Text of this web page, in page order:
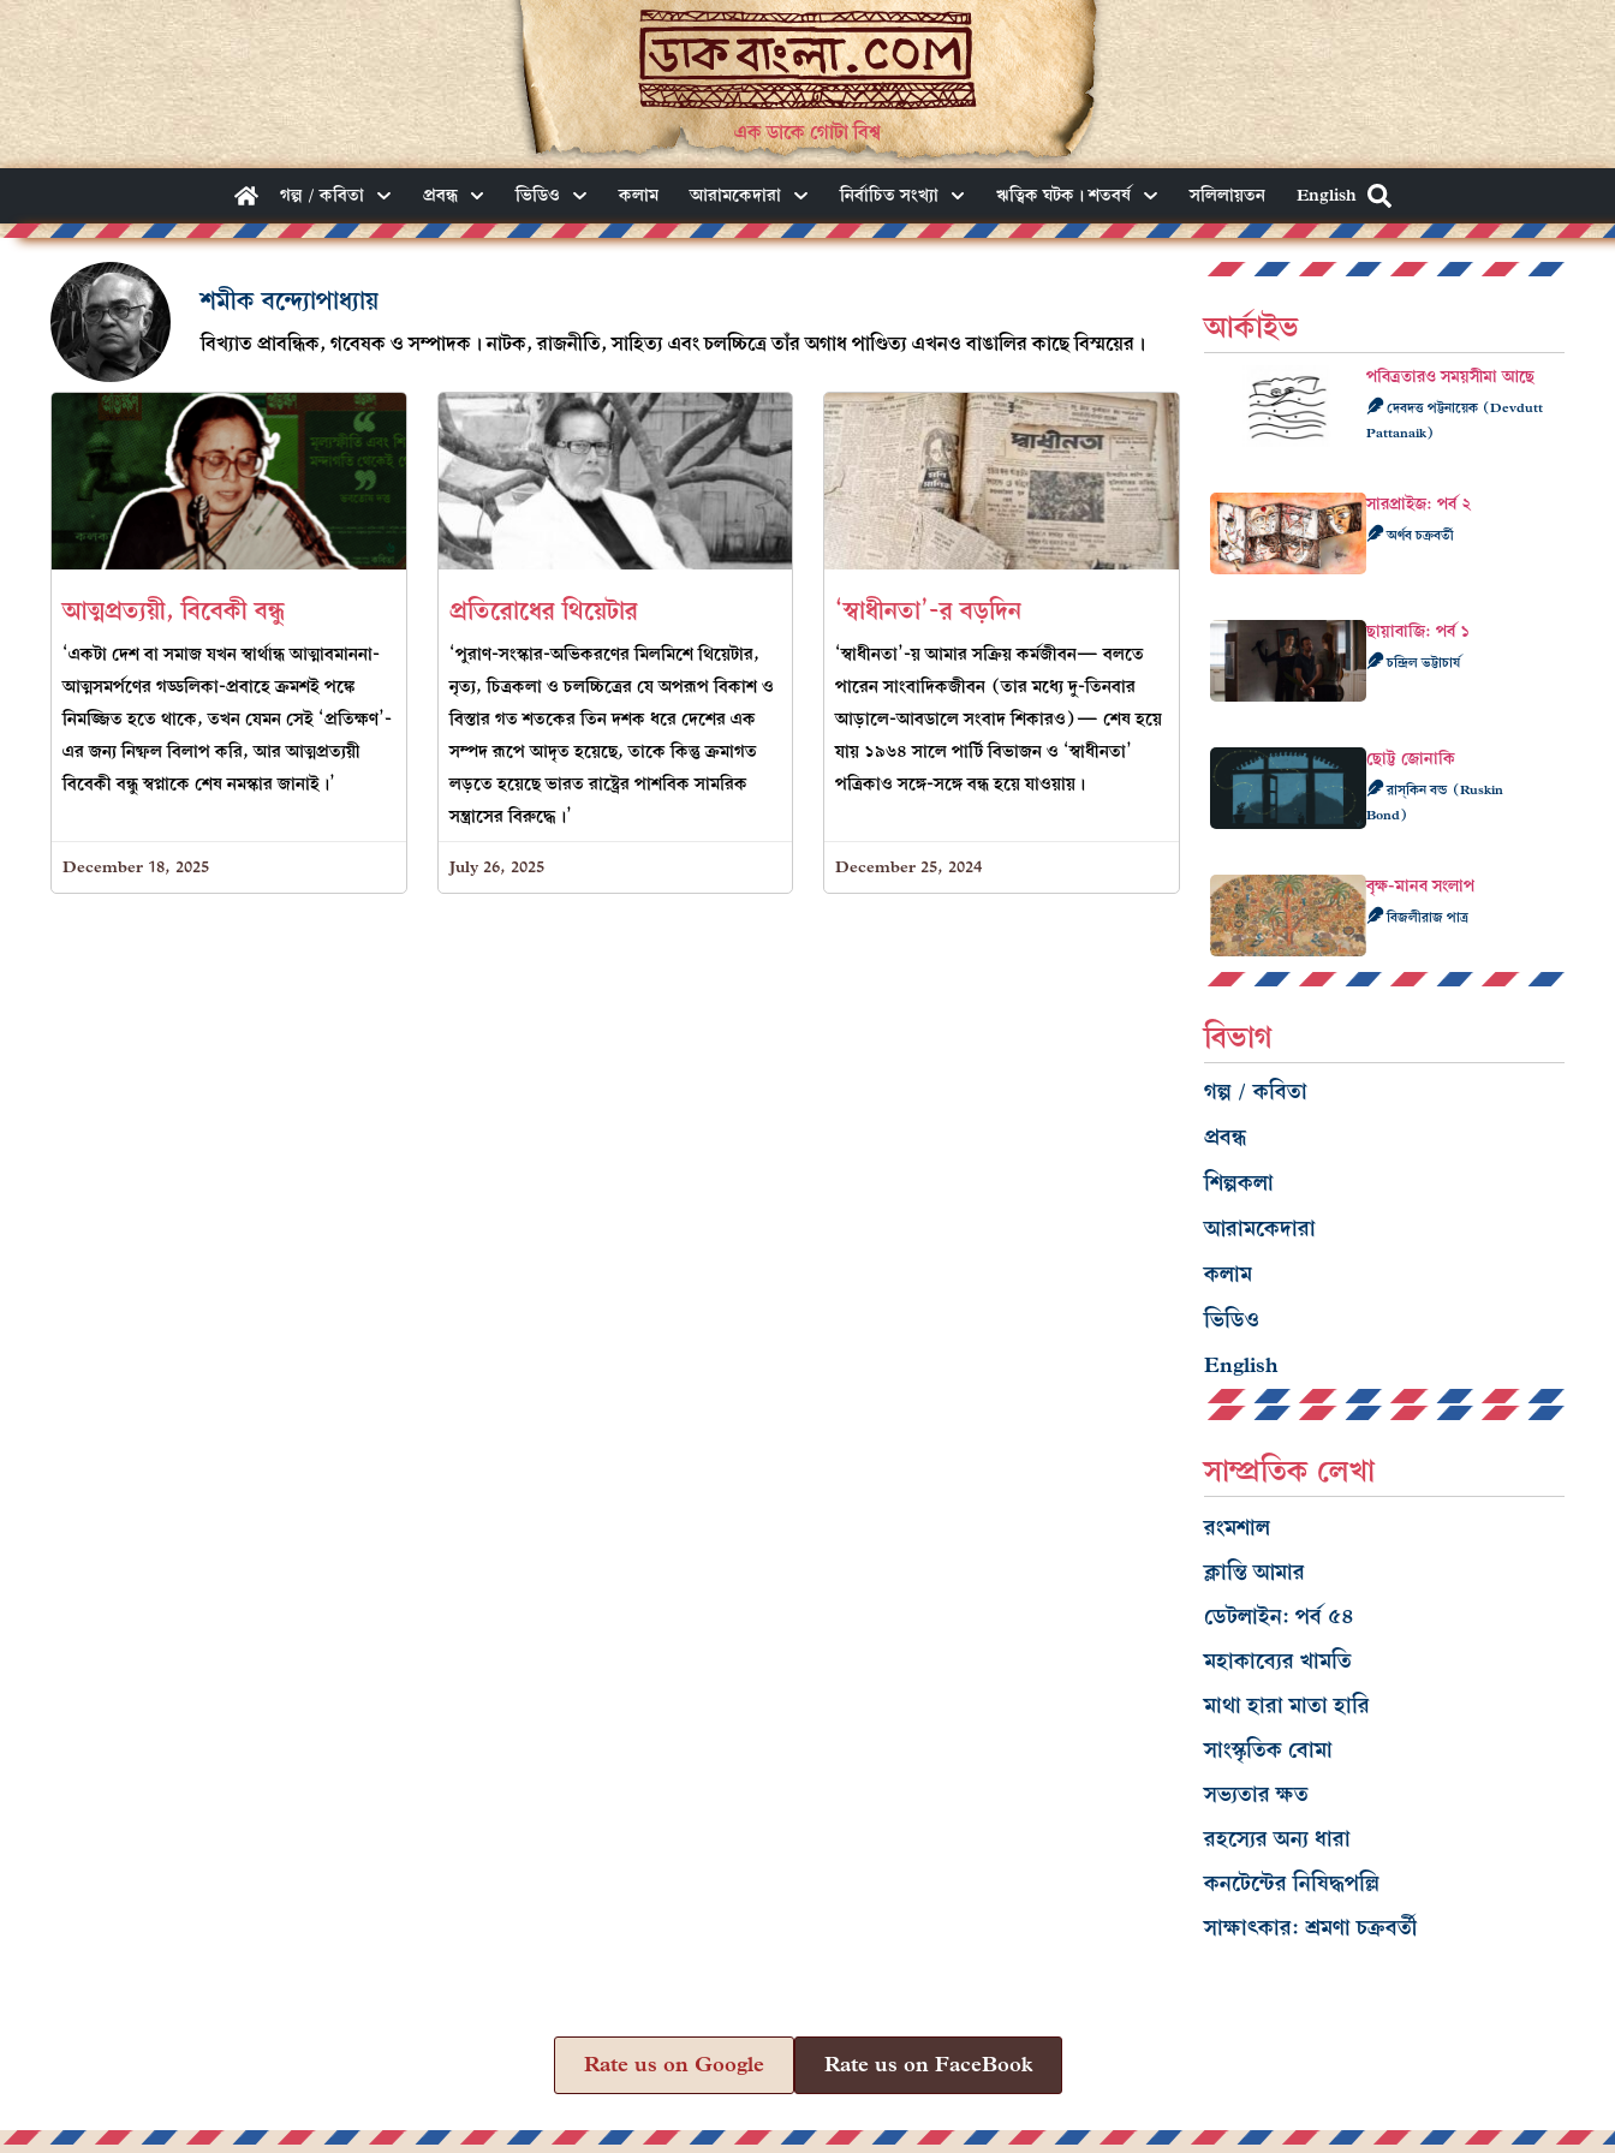
এক ডাকে গোটা বিশ্ব
গল্প / কবিতা প্রবন্ধ ভিডিও কলাম আরামকেদারা নির্বাচিত সংখ্যা ঋত্বিক ঘটক। শতবর্ষ সলিলায়তন English
শমীক বন্দ্যোপাধ্যায়
বিখ্যাত প্রাবন্ধিক, গবেষক ও সম্পাদক। নাটক, রাজনীতি, সাহিত্য এবং চলচ্চিত্রে তাঁর অগাধ পাণ্ডিত্য এখনও বাঙালির কাছে বিস্ময়ের।
আত্মপ্রত্যয়ী, বিবেকী বন্ধু
‘একটা দেশ বা সমাজ যখন স্বার্থান্ধ আত্মাবমাননা-
আত্মসমর্পণের গড্ডলিকা-প্রবাহে ক্রমশই পঙ্কে
নিমজ্জিত হতে থাকে, তখন যেমন সেই ‘প্রতিক্ষণ’-
এর জন্য নিষ্ফল বিলাপ করি, আর আত্মপ্রত্যয়ী
বিবেকী বন্ধু স্বপ্নাকে শেষ নমস্কার জানাই।’
December 18, 2025
প্রতিরোধের থিয়েটার
‘পুরাণ-সংস্কার-অভিকরণের মিলমিশে থিয়েটার,
নৃত্য, চিত্রকলা ও চলচ্চিত্রের যে অপরূপ বিকাশ ও
বিস্তার গত শতকের তিন দশক ধরে দেশের এক
সম্পদ রূপে আদৃত হয়েছে, তাকে কিন্তু ক্রমাগত
লড়তে হয়েছে ভারত রাষ্ট্রের পাশবিক সামরিক
সন্ত্রাসের বিরুদ্ধে।’
July 26, 2025
‘স্বাধীনতা’-র বড়দিন
‘স্বাধীনতা’-য় আমার সক্রিয় কর্মজীবন— বলতে
পারেন সাংবাদিকজীবন (তার মধ্যে দু-তিনবার
আড়ালে-আবডালে সংবাদ শিকারও)— শেষ হয়ে
যায় ১৯৬৪ সালে পার্টি বিভাজন ও ‘স্বাধীনতা’
পত্রিকাও সঙ্গে-সঙ্গে বন্ধ হয়ে যাওয়ায়।
December 25, 2024
আর্কাইভ
পবিত্রতারও সময়সীমা আছে
দেবদত্ত পট্টনায়েক (Devdutt
Pattanaik)
সারপ্রাইজ: পর্ব ২
অর্ণব চক্রবর্তী
ছায়াবাজি: পর্ব ১
চন্দ্রিল ভট্টাচার্য
ছোট্ট জোনাকি
রাস্‌কিন বন্ড (Ruskin
Bond)
বৃক্ষ-মানব সংলাপ
বিজলীরাজ পাত্র
বিভাগ
গল্প / কবিতা
প্রবন্ধ
শিল্পকলা
আরামকেদারা
কলাম
ভিডিও
English
সাম্প্রতিক লেখা
রংমশাল
ক্লান্তি আমার
ডেটলাইন: পর্ব ৫৪
মহাকাব্যের খামতি
মাথা হারা মাতা হারি
সাংস্কৃতিক বোমা
সভ্যতার ক্ষত
রহস্যের অন্য ধারা
কনটেন্টের নিষিদ্ধপল্লি
সাক্ষাৎকার: শ্রমণা চক্রবর্তী
Rate us on Google Rate us on FaceBook